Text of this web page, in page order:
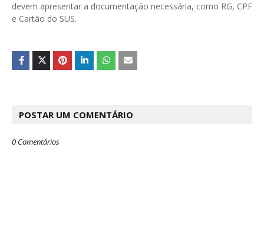
devem apresentar a documentação necessária, como RG, CPF
e Cartão do SUS.
POSTAR UM COMENTÁRIO
0 Comentários